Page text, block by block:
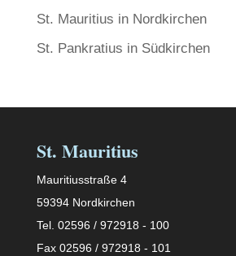
St. Mauritius in Nordkirchen
St. Pankratius in Südkirchen
St. Mauritius
Mauritiusstraße 4
59394 Nordkirchen
Tel. 02596 / 972918 - 100
Fax 02596 / 972918 - 101